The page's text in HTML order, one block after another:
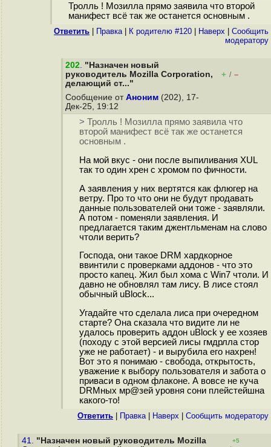
Тролль ! Мозилла прямо заявила что второй
манифест всё так же останется основным .
Ответить Правка| К родителю #120 Наверх
Cообщить
модератору
202. "Назначен новый
руководитель Mozilla Corporation,
делающий ст..."
+ / –
Сообщение от Аноним (202), 17-
Дек-25, 19:12
> Тролль ! Мозилла прямо заявила что
второй манифест всё так же останется
основным .
На мой вкус - они после выпиливания XUL
так то один хрен с хромом по фичности.
А заявления у них вертятся как флюгер на
ветру. Про то что они не будут продавать
данные пользователей они тоже - заявляли.
А потом - поменяли заявления. И
предлагается таким джентльменам на слово
чтоли верить?
Господа, они такое DRM хардкорное
ввинтили с проверками аддонов - что это
просто капец. Жил был хома с Win7 чтоли. И
давно не обновлял там лису. В лисе стоял
обычный uBlock...
Угадайте что сделала лиса при очередном
старте? Она сказала что видите ли не
удалось проверить аддон uBlock у ее хозяев
(походу с этой версией лисы гмдрлла стор
уже не работает) - и вырубила его нахрен!
Вот это я понимаю - свобода, открытость,
уважение к выбору пользователя и забота о
приваси в одном флаконе. А вовсе не куча
DRMных мр@зей уровня сони плейстейшна
какого-то!
Ответить Правка| Наверх Cообщить модератору
41. "Назначен новый руководитель Mozilla
+5